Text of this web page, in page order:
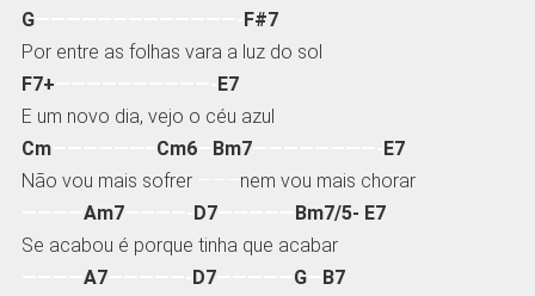
G—————————————- F#7
Por entre as folhas vara a luz do sol
F7+
E7
E um novo dia, vejo o céu azul
Cm——————– Cm6— Bm7————————- E7
Não vou mais sofrer
nem vou mais chorar
Am7————- D7————— Bm7/5- E7
Se acabou é porque tinha que acabar
A7—————- D7————— G— B7